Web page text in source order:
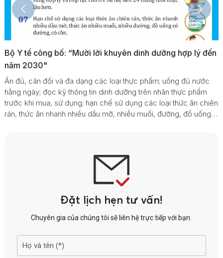
Chăm sóc sức khỏe cho trẻ em
Tư vấn, chăm sóc sức khỏe cho trẻ em là một trong những
pháp hữu hiệu giúp trẻ phòng ngừa và xử lý kịp thời các
ở trẻ, để trẻ có thể phát triển cả về thể chất lẫn tinh thần.
Đặt lịch hẹn tư vấn!
Chuyên gia của chúng tôi sẽ liên hệ trực tiếp với bạn.